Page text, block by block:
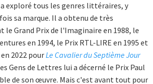
exploré tous les genres littéraires, y
sa marque. Il a obtenu de très
le Grand Prix de l'Imaginaire en 1988, le
en 1994, le Prix RTL-LIRE en 1995 et
2022 pourLe Cavalier du Septième Jour
Gens de Lettres lui a décerné le Prix Paul
de son œuvre. Mais c'est avant tout pour